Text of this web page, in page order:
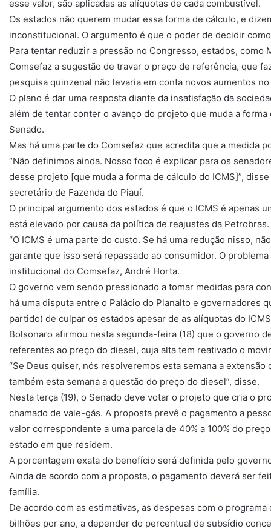
esse valor, são aplicadas as alíquotas de cada combustível.
Os estados não querem mudar essa forma de cálculo, e
inconstitucional. O argumento é que o poder de decidir
Para tentar reduzir a pressão no Congresso, estados, como
Comsefaz a sugestão de travar o preço de referência, que
pesquisa quinzenal não levaria em conta novos aumentos
O plano é dar uma resposta diante da insatisfação da
além de tentar conter o avanço do projeto que muda a
Senado.
Mas há uma parte do Comsefaz que acredita que a medida
“Não definimos ainda. Nosso foco é explicar para os
desse projeto [que muda a forma de cálculo do ICMS]”,
secretário de Fazenda do Piauí.
O principal argumento dos estados é que o ICMS é apenas
está elevado por causa da política de reajustes da Petrobras.
“O ICMS é uma parte do custo. Se há uma redução nisso,
garante que isso será repassado ao consumidor. O
institucional do Comsefaz, André Horta.
O governo vem sendo pressionado a tomar medidas para
há uma disputa entre o Palácio do Planalto e governadores
partido) de culpar os estados apesar de as alíquotas do
Bolsonaro afirmou nesta segunda-feira (18) que o governo
referentes ao preço do diesel, cuja alta tem reativado o
“Se Deus quiser, nós resolveremos esta semana a
também esta semana a questão do preço do diesel”, disse.
Nesta terça (19), o Senado deve votar o projeto que cria o
chamado de vale-gás. A proposta prevê o pagamento a
valor correspondente a uma parcela de 40% a 100% do
estado em que residem.
A porcentagem exata do benefício será definida pelo
Ainda de acordo com a proposta, o pagamento deverá ser
família.
De acordo com as estimativas, as despesas com o
bilhões por ano, a depender do percentual de subsídio